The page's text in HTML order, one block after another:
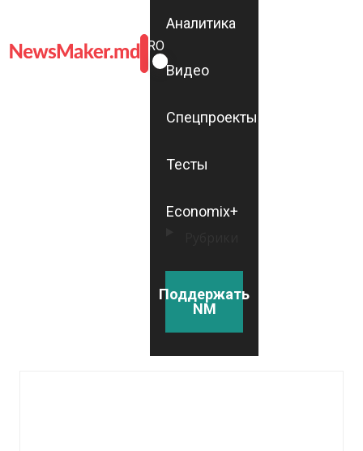
ROMÂNĂ
RU
Аналитика
Видео
Спецпроекты
Тесты
Economix+
Поддержать
NM